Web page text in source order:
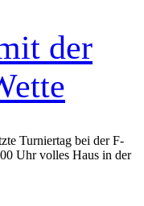
der
Turniertag bei der F-
Uhr volles Haus in der